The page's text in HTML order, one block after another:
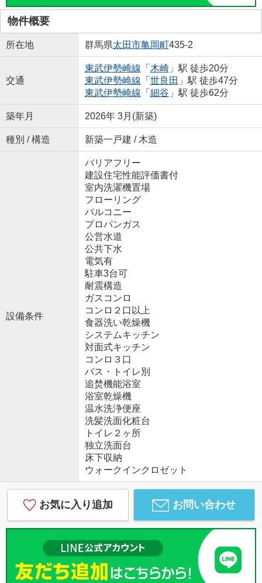
物件概要
所在地 群馬県太田市亀岡町435-2
交通
東武伊勢崎線 「 木崎」駅 徒歩20分
東武伊勢崎線 「 世良田 」駅 徒歩47分
東武伊勢崎線 「 細谷 」駅 徒歩62分
築年月 2026年 3月(新築)
種別 / 構造 新築一戸建 / 木造
設備条件
バリアフリー
建設住宅性能評価書付
室内洗濯機置場
フローリング
バルコニー
プロパンガス
公営水道
公共下水
電気有
駐車3台可
耐震構造
ガスコンロ
コンロ２口以上
食器洗い乾燥機
システムキッチン
対面式キッチン
コンロ３口
バス・トイレ別
追焚機能浴室
浴室乾燥機
温水洗浄便座
洗髪洗面化粧台
トイレ２ヶ所
独立洗面台
床下収納
ウォークインクロゼット
お気に入り追加 お問い合わせ